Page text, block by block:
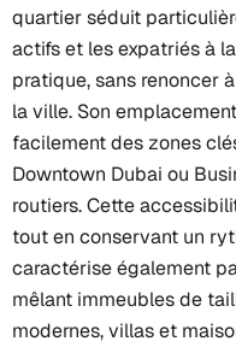
quartier séduit
actifs et les expatriés à
pratique, sans renoncer
la ville. Son
facilement des zones
Downtown Dubai ou
routiers. Cette
tout en conservant un
caractérise également
mêlant immeubles de
modernes, villas et